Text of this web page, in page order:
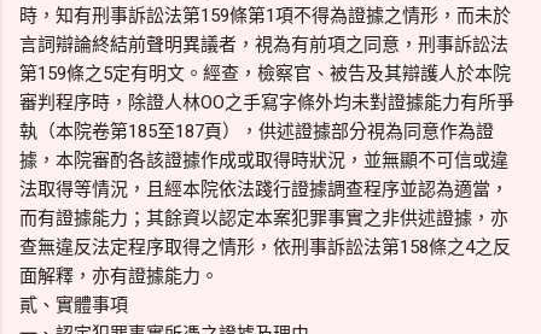
時，知有刑事訴訟法第159條第1項不得為證據之情形，而未於
言詞辯論終結前聲明異議者，視為有前項之同意，刑事訴訟法
第159條之5定有明文。經查，檢察官、被告及其辯護人於本院
審判程序時，除證人林OO之手寫字條外均未對證據能力有所爭
執（本院卷第185至187頁），供述證據部分視為同意作為證
據，本院審酌各該證據作成或取得時狀況，並無顯不可信或違
法取得等情況，且經本院依法踐行證據調查程序並認為適當，
而有證據能力；其餘資以認定本案犯罪事實之非供述證據，亦
查無違反法定程序取得之情形，依刑事訴訟法第158條之4之反
面解釋，亦有證據能力。
貳、實體事項